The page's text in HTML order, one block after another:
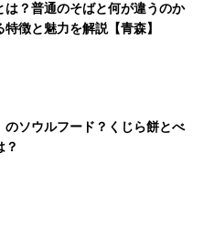
は？普通のそばと何が違うのか
徴と魅力を解説【青森】
のソウルフード？くじら餅とべ
？